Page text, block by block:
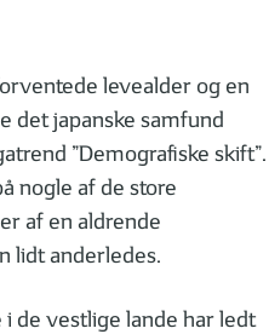
levealder og en
det japanske samfund
”Demografiske skift”.
nogle af de store
af en aldrende
lidt anderledes.
de vestlige lande har ledt